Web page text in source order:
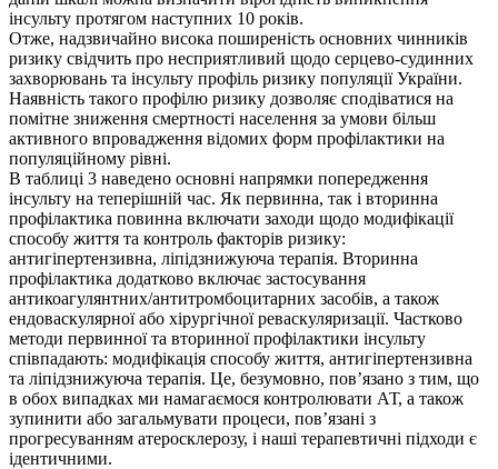
інсульту протягом наступних 10 років.
Отже, надзвичайно висока поширеність основних чинників
ризику свідчить про несприятливий щодо серцево-судинних
захворювань та інсульту профіль ризику популяції України.
Наявність такого профілю ризику дозволяє сподіватися на
помітне зниження смертності населення за умови більш
активного впровадження відомих форм профілактики на
популяційному рівні.
В таблиці 3 наведено основні напрямки попередження
інсульту на теперішній час. Як первинна, так і вторинна
профілактика повинна включати заходи щодо модифікації
способу життя та контроль факторів ризику:
антигіпертензивна, ліпідзнижуюча терапія. Вторинна
профілактика додатково включає застосування
антикоагулянтних/антитромбоцитарних засобів, а також
ендоваскулярної або хірургічної реваскуляризації. Частково
методи первинної та вторинної профілактики інсульту
співпадають: модифікація способу життя, антигіпертензивна
та ліпідзнижуюча терапія. Це, безумовно, пов’язано з тим, що
в обох випадках ми намагаємося контролювати АТ, а також
зупинити або загальмувати процеси, пов’язані з
прогресуванням атеросклерозу, і наші терапевтичні підходи є
ідентичними.